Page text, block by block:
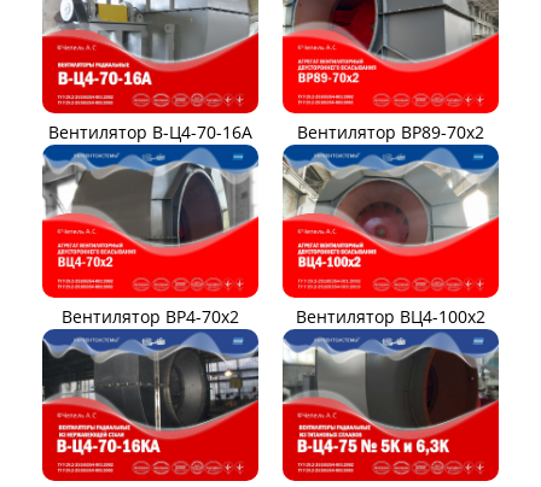
Вентилятор В-Ц4-70-16А Вентилятор ВР89-70x2
Вентилятор ВР4-70x2 Вентилятор ВЦ4-100х2